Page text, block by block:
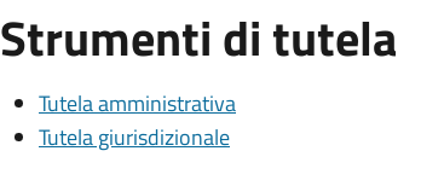
Strumenti di tutela
Tutela amministrativa
Tutela giurisdizionale